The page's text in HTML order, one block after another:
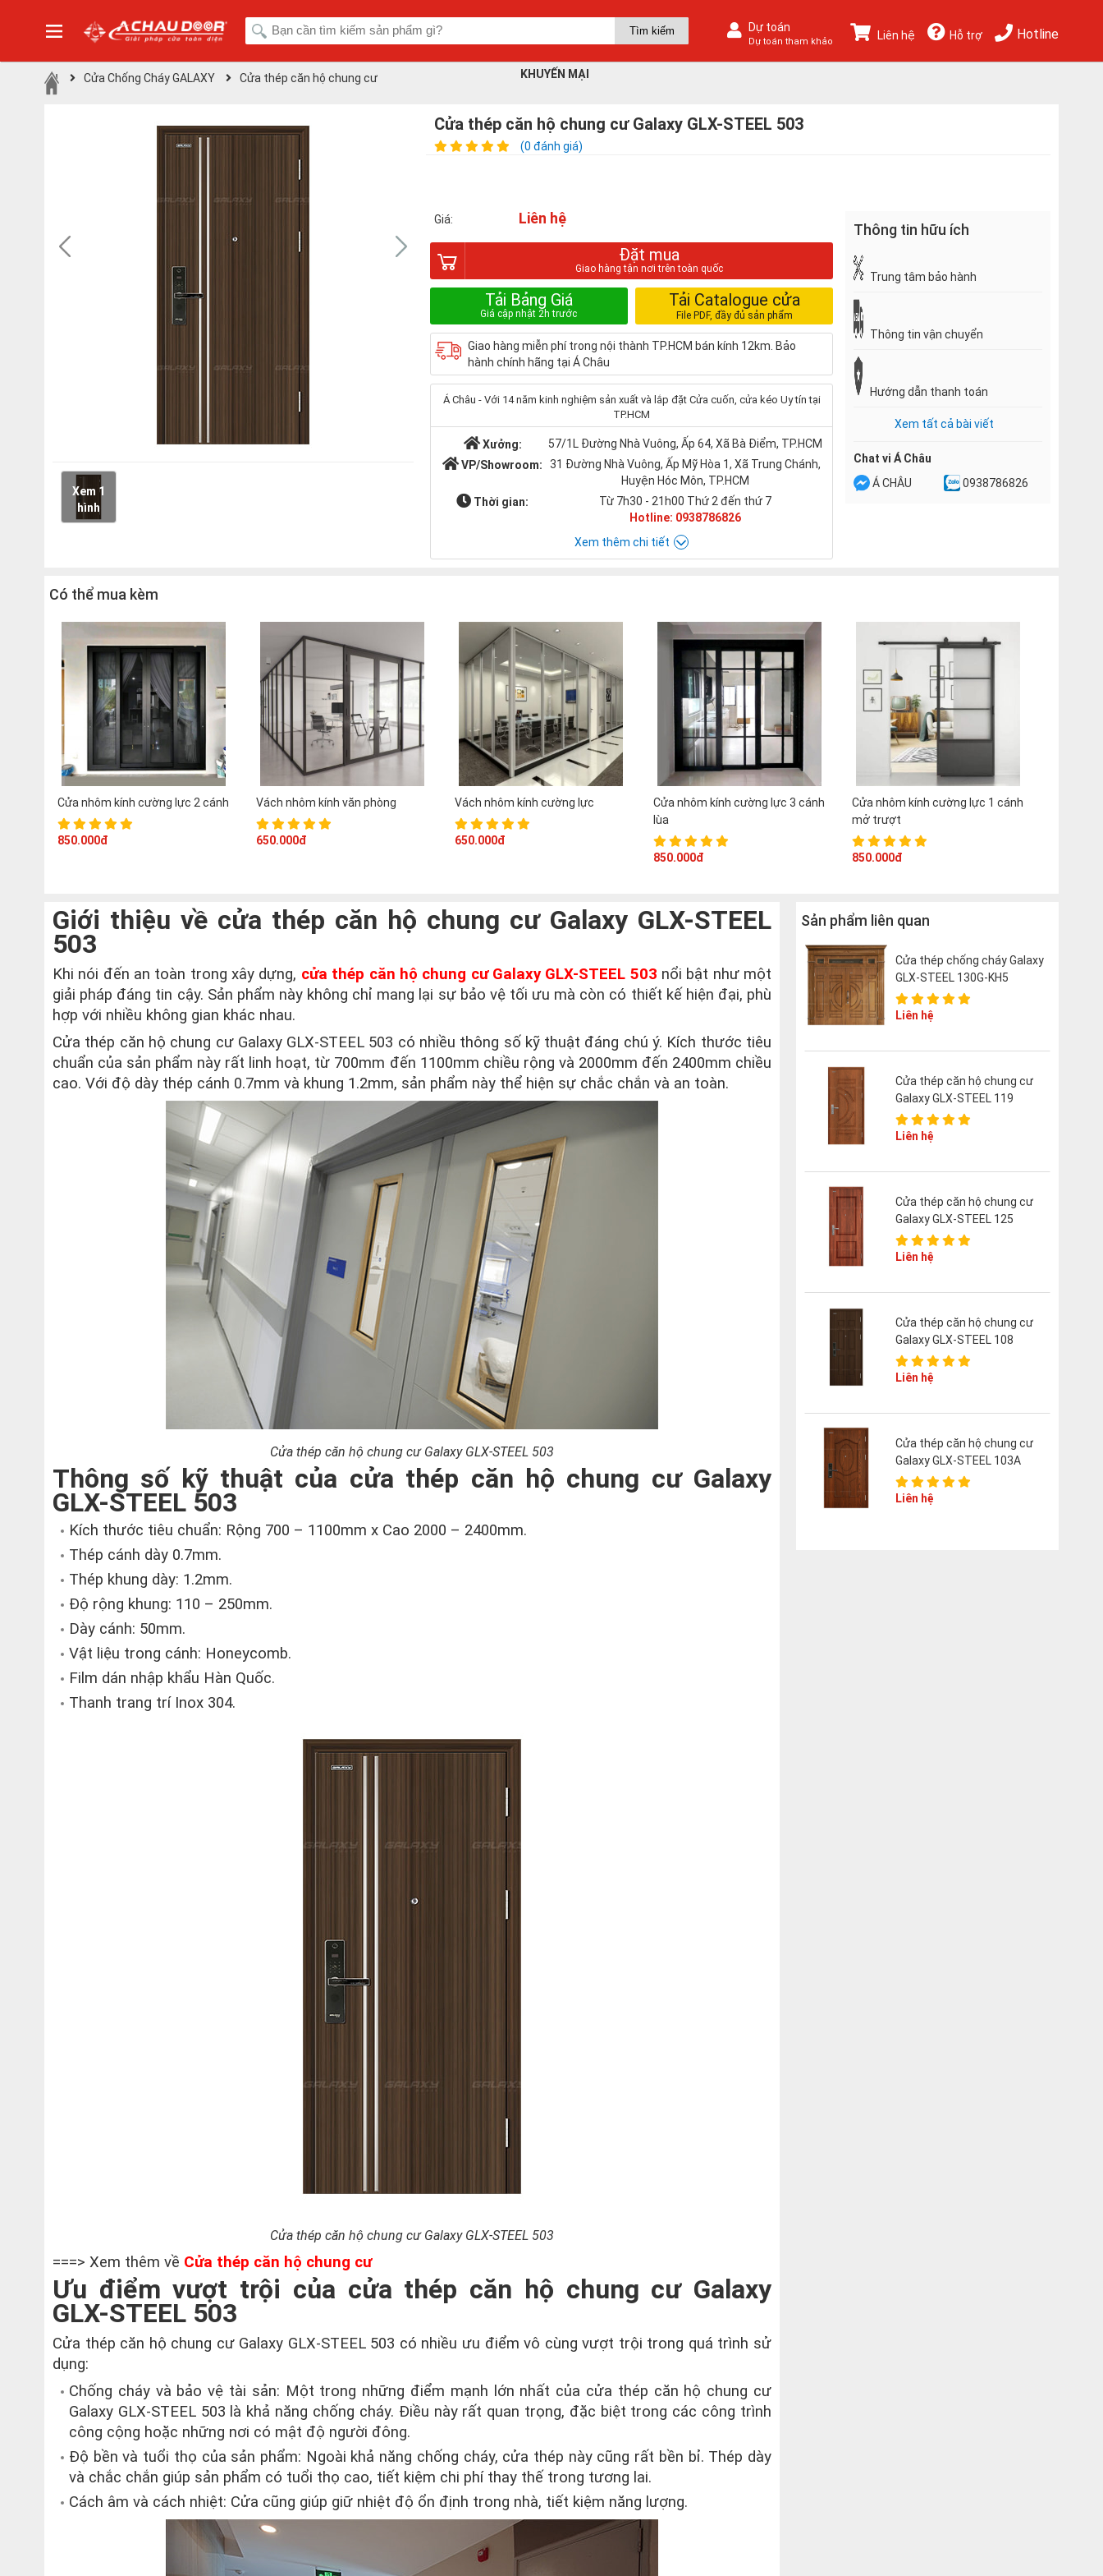
Dự toán
Dự toán tham khảo Liên hệ Hỗ trợ Hotline
KHUYẾN MẠI
Cửa Chống Cháy GALAXY Cửa thép căn hộ chung cư
Xem 1
hình
Cửa thép căn hộ chung cư Galaxy GLX-STEEL 503
(0 đánh giá)
Giá: Liên hệ
Đặt mua
Tải Bảng Giá Tải Catalogue cửa
Giao hàng miễn phí trong nội thành TP.HCM bán kính 12km. Bảo
hành chính hãng tại Á Châu
Á Châu - Với 14 năm kinh nghiệm sản xuất và lắp đặt Cửa cuốn, cửa kéo Uy tín tại
TP.HCM
Xưởng:
57/1L Đường Nhà Vuông, Ấp 64, Xã Bà Điểm, TP.HCM
VP/Showroom:
31 Đường Nhà Vuông, Ấp Mỹ Hòa 1, Xã Trung Chánh,
Huyện Hóc Môn, TP.HCM
Thời gian:
Từ 7h30 - 21h00 Thứ 2 đến thứ 7
Hotline: 0938786826
Xem thêm chi tiết
cuacuonachau@gmail.com
Thông tin hữu ích
Trung tâm bảo hành
Thông tin vận chuyển
Hướng dẫn thanh toán
Xem tất cả bài viết
Chat vi Á Châu
Á CHÂU
0938786826
Có thể mua kèm
Cửa nhôm kính cường lực 2 cánh
850.000đ
Vách nhôm kính văn phòng
650.000đ
Vách nhôm kính cường lực
650.000đ
Cửa nhôm kính cường lực 3 cánh
lùa
850.000đ
Cửa nhôm kính cường lực 1 cánh
mở trượt
850.000đ
Giới thiệu về cửa thép căn hộ chung cư Galaxy GLX-STEEL
503
Khi nói đến an toàn trong xây dựng, cửa thép căn hộ chung cư Galaxy GLX-STEEL 503 nổi bật như một
giải pháp đáng tin cậy. Sản phẩm này không chỉ mang lại sự bảo vệ tối ưu mà còn có thiết kế hiện đại, phù
hợp với nhiều không gian khác nhau.
Cửa thép căn hộ chung cư Galaxy GLX-STEEL 503 có nhiều thông số kỹ thuật đáng chú ý. Kích thước tiêu
chuẩn của sản phẩm này rất linh hoạt, từ 700mm đến 1100mm chiều rộng và 2000mm đến 2400mm chiều
cao. Với độ dày thép cánh 0.7mm và khung 1.2mm, sản phẩm này thể hiện sự chắc chắn và an toàn.
Cửa thép căn hộ chung cư Galaxy GLX-STEEL 503
Thông số kỹ thuật của cửa thép căn hộ chung cư Galaxy
GLX-STEEL 503
Kích thước tiêu chuẩn: Rộng 700 – 1100mm x Cao 2000 – 2400mm.
Thép cánh dày 0.7mm.
Thép khung dày: 1.2mm.
Độ rộng khung: 110 – 250mm.
Dày cánh: 50mm.
Vật liệu trong cánh: Honeycomb.
Film dán nhập khẩu Hàn Quốc.
Thanh trang trí Inox 304.
Cửa thép căn hộ chung cư Galaxy GLX-STEEL 503
===> Xem thêm về Cửa thép căn hộ chung cư
Ưu điểm vượt trội của cửa thép căn hộ chung cư Galaxy
GLX-STEEL 503
Cửa thép căn hộ chung cư Galaxy GLX-STEEL 503 có nhiều ưu điểm vô cùng vượt trội trong quá trình sử
dụng:
Chống cháy và bảo vệ tài sản: Một trong những điểm mạnh lớn nhất của cửa thép căn hộ chung cư
Galaxy GLX-STEEL 503 là khả năng chống cháy. Điều này rất quan trọng, đặc biệt trong các công trình
công cộng hoặc những nơi có mật độ người đông.
Độ bền và tuổi thọ của sản phẩm: Ngoài khả năng chống cháy, cửa thép này cũng rất bền bỉ. Thép dày
và chắc chắn giúp sản phẩm có tuổi thọ cao, tiết kiệm chi phí thay thế trong tương lai.
Cách âm và cách nhiệt: Cửa cũng giúp giữ nhiệt độ ổn định trong nhà, tiết kiệm năng lượng.
Sản phẩm liên quan
Cửa thép chống cháy Galaxy
GLX-STEEL 130G-KH5
Liên hệ
Cửa thép căn hộ chung cư
Galaxy GLX-STEEL 119
Liên hệ
Cửa thép căn hộ chung cư
Galaxy GLX-STEEL 125
Liên hệ
Cửa thép căn hộ chung cư
Galaxy GLX-STEEL 108
Liên hệ
Cửa thép căn hộ chung cư
Galaxy GLX-STEEL 103A
Liên hệ